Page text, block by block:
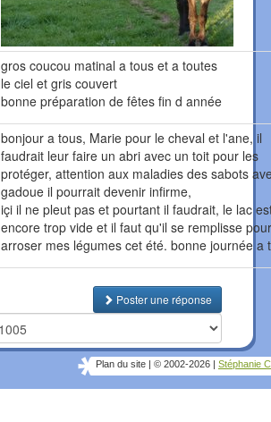
gros coucou matinal a tous et a toutes
le ciel et gris couvert
bonne préparation de fêtes fin d année
bonjour a tous, Marie pour le cheval et l'ane, il
faudrait leur faire un abri avec un toit pour les
protéger, attention aux maladies des sabots
gadoue il pourrait devenir infirme,
içi il ne pleut pas et pourtant il faudrait, le lac
encore trop vide et il faut qu'il se remplisse pour
arroser mes légumes cet été. bonne journée a
Poster une réponse
Plan du site © 2002-2026 Stéphanie C